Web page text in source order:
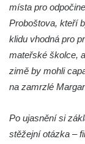
Socha
kostela
Budějovicích
Socha
kostela
Budějovicích
náměstí v
místa pro
Proboštova, kteří
klidu vhodná pro
mateřské školce,
zimě by mohli
na zamrzlé
Po ujasnění si
stěžejní otázka –